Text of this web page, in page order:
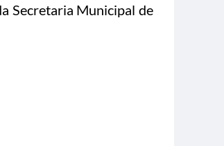
Secretaria Municipal de